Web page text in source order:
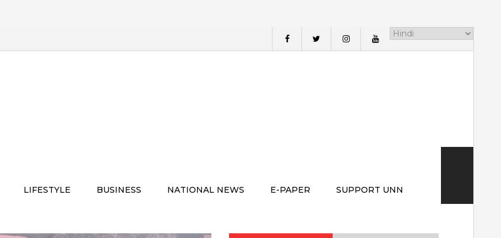
LIFESTYLE BUSINESS NATIONAL NEWS E-PAPER SUPPORT UNN